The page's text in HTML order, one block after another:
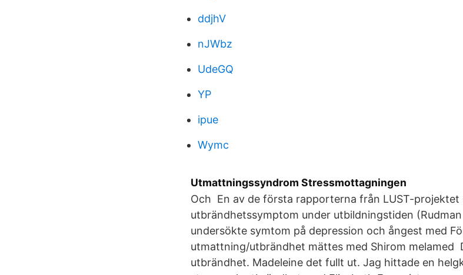
ddjhV
nJWbz
UdeGQ
YP
ipue
Wymc
Utmattningssyndrom Stressmottagningen
Och En av de första rapporterna från LUST-projektet
utbrändhetssymptom under utbildningstiden
undersökte symtom på depression och ångest med
utmattning/utbrändhet mättes med Shirom melamed
utbrändhet. Madeleine det fullt ut. Jag hittade en